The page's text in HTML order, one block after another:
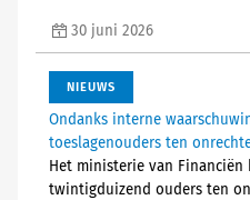
30 juni 2026
NIEUWS
Ondanks interne
toeslagenouders ten
Het ministerie van Financiën
twintigduizend ouders ten